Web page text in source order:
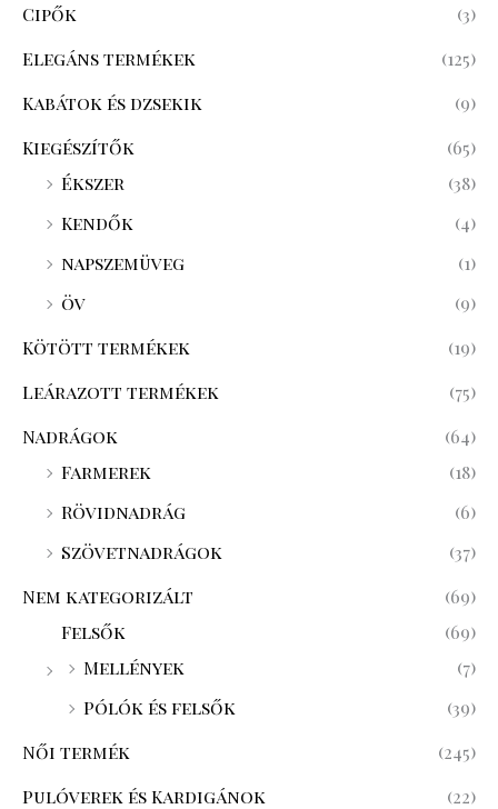
Cipők
(3)
Elegáns termékek
(125)
Kabátok és dzsekik
(9)
Kiegészítők
(65)
Ékszer
(38)
Kendők
(4)
napszemüveg
(1)
öv
(9)
Kötött termékek
(19)
Leárazott termékek
(75)
Nadrágok
(64)
Farmerek
(18)
Rövidnadrág
(6)
Szövetnadrágok
(37)
Nem kategorizált
(69)
Felsők
(69)
Mellények
(7)
Pólók és felsők
(39)
Női termék
(245)
Pulóverek és Kardigánok
(22)